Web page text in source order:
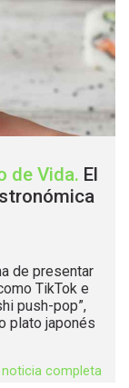
de Vida. El
de presentar
TikTok e
push-pop”,
plato japonés
noticia completa